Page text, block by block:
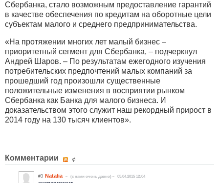
Сбербанка, стало возможным предоставление гарантий
в качестве обеспечения по кредитам на оборотные цели
субъектам малого и среднего предпринимательства.
«На протяжении многих лет малый бизнес –
приоритетный сегмент для Сбербанка, – подчеркнул
Андрей Шаров. – По результатам ежегодного изучения
потребительских предпочтений малых компаний за
прошедший год произошли существенные
положительные изменения в восприятии рынком
Сбербанка как Банка для малого бизнеса. И
доказательством этого служит наш рекордный прирост в
2014 году на 130 тысяч клиентов».
Комментарии
#3 Natalia (c нами очень давно) 05.04.2015 12:04